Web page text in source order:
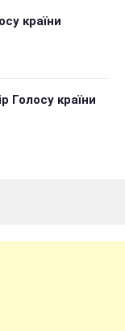
країни
Голосу країни